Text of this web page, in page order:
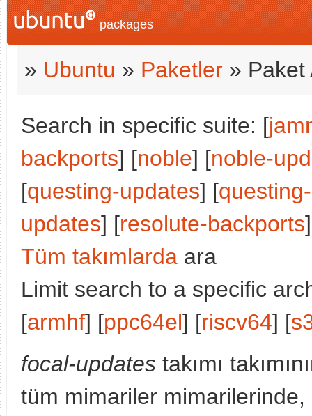
packages
» Ubuntu » Paketler » Paket
Search in specific suite: [
backports] [noble] [noble-
[questing-updates] [
updates] [resolute-backports
Tüm takımlarda ara
Limit search to a specific
[armhf] [ppc64el] [riscv64] [
focal-updates takımı
tüm mimariler mimarilerinde,